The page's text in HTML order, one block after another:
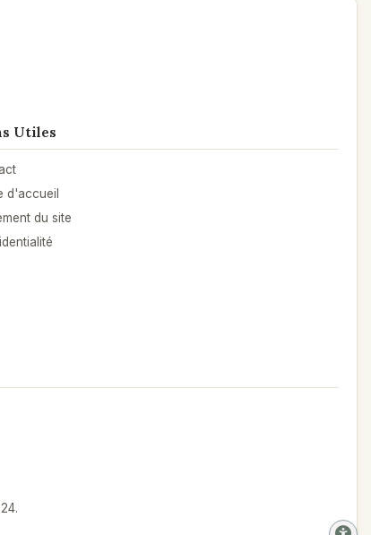
Utiles
d'accueil
du site